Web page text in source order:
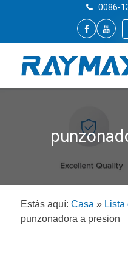
0086-
Estás aquí: Casa »
punzonadora a presion